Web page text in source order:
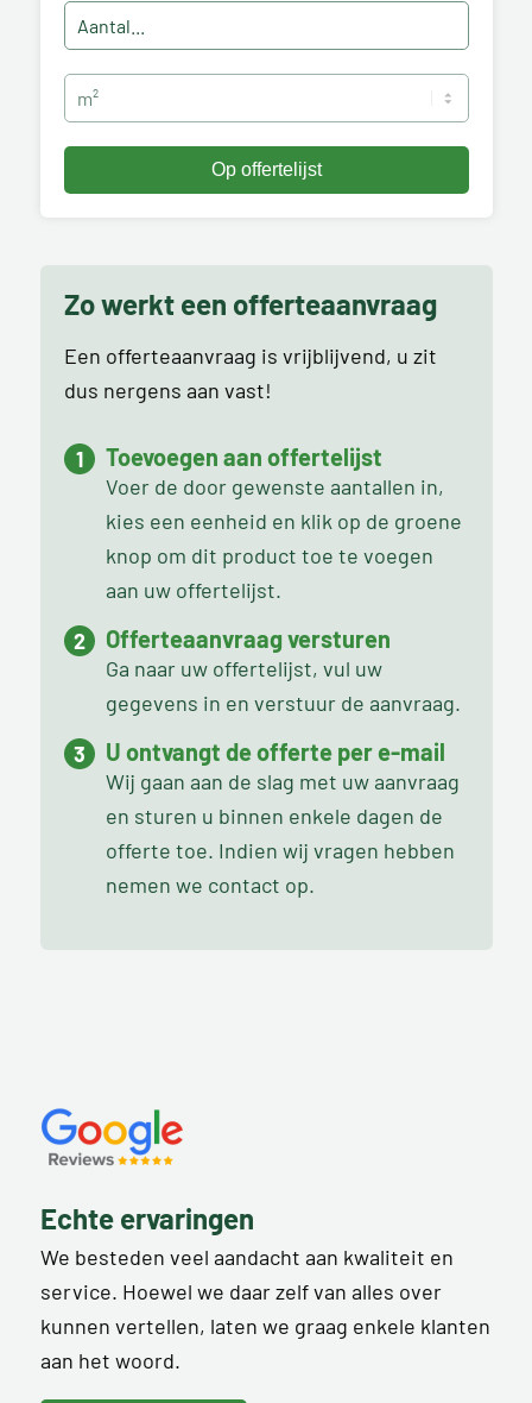
Zo werkt een offerteaanvraag
Een offerteaanvraag is vrijblijvend, u zit
dus nergens aan vast!
Toevoegen aan offertelijst
Voer de door gewenste aantallen in,
kies een eenheid en klik op de groene
knop om dit product toe te voegen
aan uw offertelijst.
Offerteaanvraag versturen
Ga naar uw offertelijst, vul uw
gegevens in en verstuur de aanvraag.
U ontvangt de offerte per e-mail
Wij gaan aan de slag met uw aanvraag
en sturen u binnen enkele dagen de
offerte toe. Indien wij vragen hebben
nemen we contact op.
Echte ervaringen
We besteden veel aandacht aan kwaliteit en
service. Hoewel we daar zelf van alles over
kunnen vertellen, laten we graag enkele klanten
aan het woord.